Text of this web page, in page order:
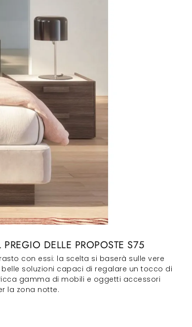
DELLE PROPOSTE S75
con essi: la scelta si baserà sulle vere
soluzioni capaci di regalare un tocco di
gamma di mobili e oggetti accessori
la zona notte.